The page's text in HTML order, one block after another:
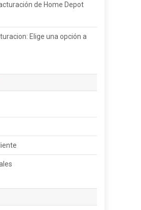
de Home Depot
Elige una opción a